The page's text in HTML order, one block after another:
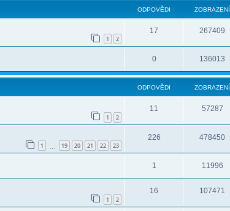
ODPOVĚDI ZOBRAZENÍ
1 2
17 267409
0 136013
ODPOVĚDI ZOBRAZENÍ
1 2
11 57287
1 19 20 21 22 23
226 478450
1 11996
1 2
16 107471